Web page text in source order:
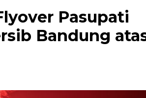
Pasupati
Bandung